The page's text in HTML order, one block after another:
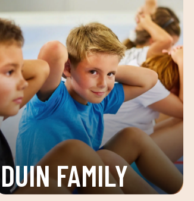
DUIN FAMILY